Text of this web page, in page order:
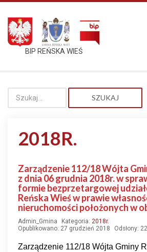
BIP REŃSKA WIEŚ
SZUKAJ
2018R.
Zarządzenie 112/18 Wójta
z dnia 06 grudnia 2018r. w
formie bezprzetargowej
Reńska Wieś w prawie
nieruchomości położonych w
Admin_Gmina Kategoria: 2018r.
Opublikowano: 27 grudzień 2018
Odsłony:
Zarządzenie 112/18 Wójta Gminy